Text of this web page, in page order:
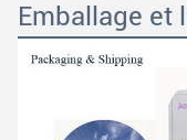
Emballage et